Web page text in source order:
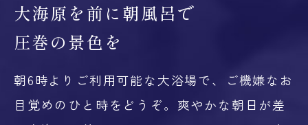
大海原を前に朝風呂で
圧巻の景色を
朝6時よりご利用可能な大浴場で、ご機嫌なお
目覚めのひと時をどうぞ。爽やかな朝日が差